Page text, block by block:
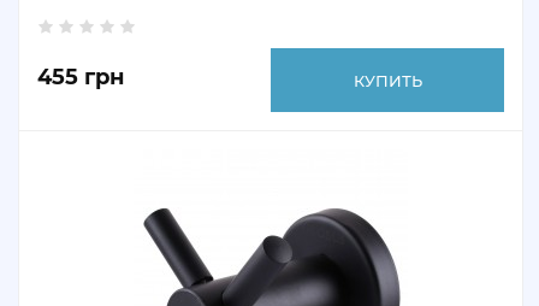
455 грн КУПИТЬ